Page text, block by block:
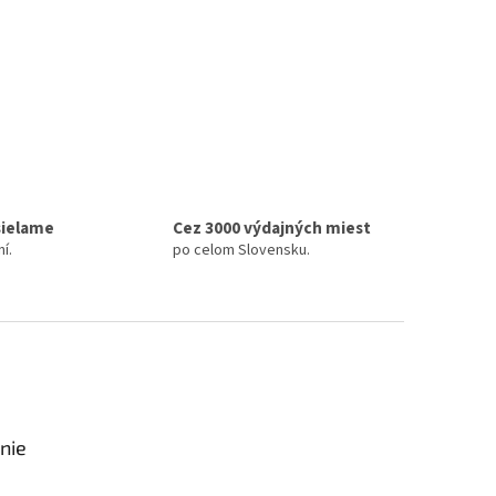
Cez 3000 výdajných miest
po celom Slovensku.